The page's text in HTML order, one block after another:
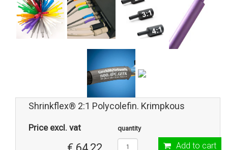
Shrinkflex® 2:1 Polycolefin. Krimpkous
Price excl. vat quantity
Add to cart